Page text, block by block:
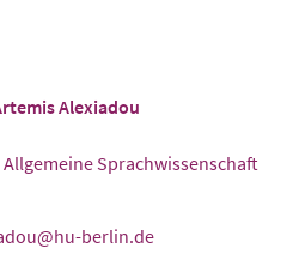
Alexiadou
Sprachwissenschaft
berlin.de